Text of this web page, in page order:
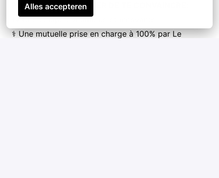
Alles accepteren
POURRAIENT TERMINER DE TE CONVAINCRE:
👫 Une équipe dynamique et innovante
⚕️ Une mutuelle prise en charge à 100% par Le